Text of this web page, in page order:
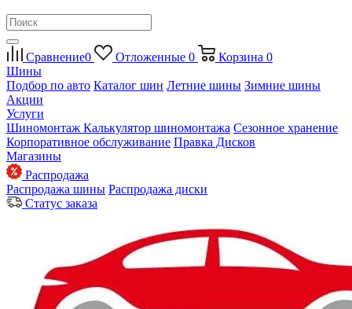
Сравнение0 Отложенные 0 Корзина 0
Шины
Подбор по авто Каталог шин Летние шины Зимние шины
Акции
Услуги
Шиномонтаж Калькулятор шиномонтажа Сезонное хранение
Корпоративное обслуживание Правка Дисков
Магазины
Распродажа
Распродажа шины Распродажа диски
Статус заказа